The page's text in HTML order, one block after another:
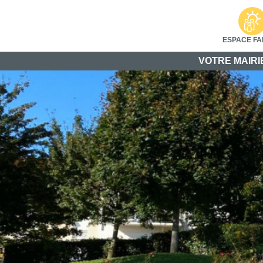
ESPACE
VOTRE